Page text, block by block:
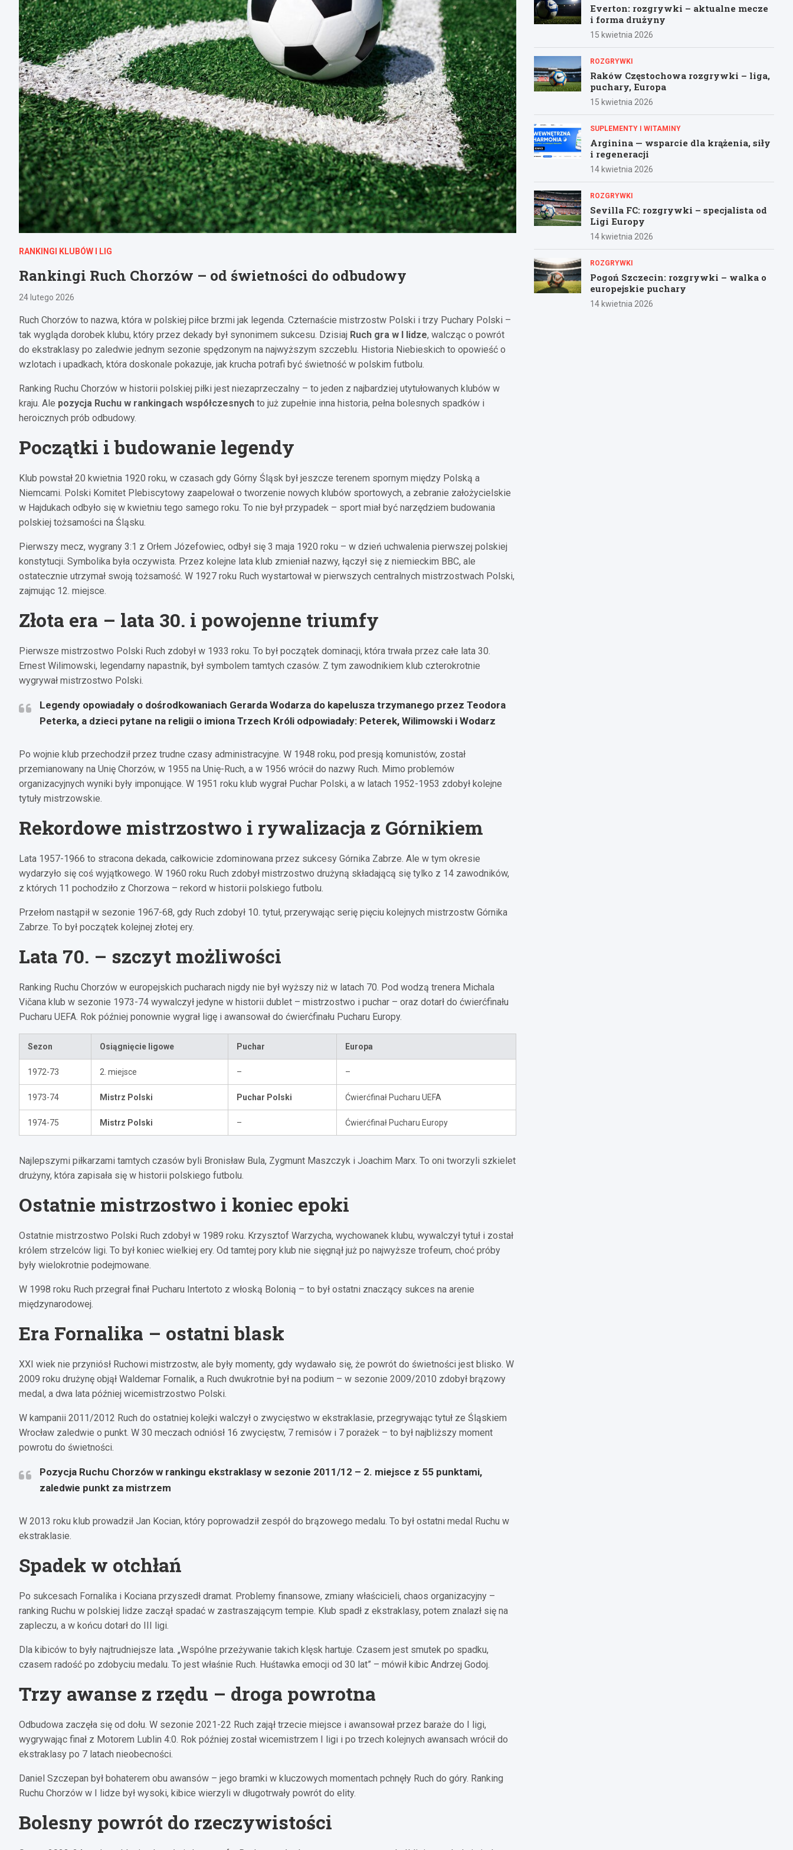
RANKINGI KLUBÓW I LIG
Rankingi Ruch Chorzów – od świetności do odbudowy
24 lutego 2026
Ruch Chorzów to nazwa, która w polskiej piłce brzmi jak legenda. Czternaście mistrzostw Polski i trzy Puchary Polski –
tak wygląda dorobek klubu, który przez dekady był synonimem sukcesu. Dzisiaj Ruch gra w I lidze, walcząc o powrót
do ekstraklasy po zaledwie jednym sezonie spędzonym na najwyższym szczeblu. Historia Niebieskich to opowieść o
wzlotach i upadkach, która doskonale pokazuje, jak krucha potrafi być świetność w polskim futbolu.
Ranking Ruchu Chorzów w historii polskiej piłki jest niezaprzeczalny – to jeden z najbardziej utytułowanych klubów w
kraju. Ale pozycja Ruchu w rankingach współczesnych to już zupełnie inna historia, pełna bolesnych spadków i
heroicznych prób odbudowy.
Początki i budowanie legendy
Klub powstał 20 kwietnia 1920 roku, w czasach gdy Górny Śląsk był jeszcze terenem spornym między Polską a
Niemcami. Polski Komitet Plebiscytowy zaapelował o tworzenie nowych klubów sportowych, a zebranie założycielskie
w Hajdukach odbyło się w kwietniu tego samego roku. To nie był przypadek – sport miał być narzędziem budowania
polskiej tożsamości na Śląsku.
Pierwszy mecz, wygrany 3:1 z Orłem Józefowiec, odbył się 3 maja 1920 roku – w dzień uchwalenia pierwszej polskiej
konstytucji. Symbolika była oczywista. Przez kolejne lata klub zmieniał nazwy, łączył się z niemieckim BBC, ale
ostatecznie utrzymał swoją tożsamość. W 1927 roku Ruch wystartował w pierwszych centralnych mistrzostwach Polski,
zajmując 12. miejsce.
Złota era – lata 30. i powojenne triumfy
Pierwsze mistrzostwo Polski Ruch zdobył w 1933 roku. To był początek dominacji, która trwała przez całe lata 30.
Ernest Wilimowski, legendarny napastnik, był symbolem tamtych czasów. Z tym zawodnikiem klub czterokrotnie
wygrywał mistrzostwo Polski.
Legendy opowiadały o dośrodkowaniach Gerarda Wodarza do kapelusza trzymanego przez Teodora
Peterka, a dzieci pytane na religii o imiona Trzech Króli odpowiadały: Peterek, Wilimowski i Wodarz
Po wojnie klub przechodził przez trudne czasy administracyjne. W 1948 roku, pod presją komunistów, został
przemianowany na Unię Chorzów, w 1955 na Unię-Ruch, a w 1956 wrócił do nazwy Ruch. Mimo problemów
organizacyjnych wyniki były imponujące. W 1951 roku klub wygrał Puchar Polski, a w latach 1952-1953 zdobył kolejne
tytuły mistrzowskie.
Rekordowe mistrzostwo i rywalizacja z Górnikiem
Lata 1957-1966 to stracona dekada, całkowicie zdominowana przez sukcesy Górnika Zabrze. Ale w tym okresie
wydarzyło się coś wyjątkowego. W 1960 roku Ruch zdobył mistrzostwo drużyną składającą się tylko z 14 zawodników,
z których 11 pochodziło z Chorzowa – rekord w historii polskiego futbolu.
Przełom nastąpił w sezonie 1967-68, gdy Ruch zdobył 10. tytuł, przerywając serię pięciu kolejnych mistrzostw Górnika
Zabrze. To był początek kolejnej złotej ery.
Lata 70. – szczyt możliwości
Ranking Ruchu Chorzów w europejskich pucharach nigdy nie był wyższy niż w latach 70. Pod wodzą trenera Michala
Vičana klub w sezonie 1973-74 wywalczył jedyne w historii dublet – mistrzostwo i puchar – oraz dotarł do ćwierćfinału
Pucharu UEFA. Rok później ponownie wygrał ligę i awansował do ćwierćfinału Pucharu Europy.
Sezon Osiągnięcie ligowe Puchar Europa
1972-73 2. miejsce – –
1973-74 Mistrz Polski Puchar Polski Ćwierćfinał Pucharu UEFA
1974-75 Mistrz Polski – Ćwierćfinał Pucharu Europy
Najlepszymi piłkarzami tamtych czasów byli Bronisław Bula, Zygmunt Maszczyk i Joachim Marx. To oni tworzyli szkielet
drużyny, która zapisała się w historii polskiego futbolu.
Ostatnie mistrzostwo i koniec epoki
Ostatnie mistrzostwo Polski Ruch zdobył w 1989 roku. Krzysztof Warzycha, wychowanek klubu, wywalczył tytuł i został
królem strzelców ligi. To był koniec wielkiej ery. Od tamtej pory klub nie sięgnął już po najwyższe trofeum, choć próby
były wielokrotnie podejmowane.
W 1998 roku Ruch przegrał finał Pucharu Intertoto z włoską Bolonią – to był ostatni znaczący sukces na arenie
międzynarodowej.
Era Fornalika – ostatni blask
XXI wiek nie przyniósł Ruchowi mistrzostw, ale były momenty, gdy wydawało się, że powrót do świetności jest blisko. W
2009 roku drużynę objął Waldemar Fornalik, a Ruch dwukrotnie był na podium – w sezonie 2009/2010 zdobył brązowy
medal, a dwa lata później wicemistrzostwo Polski.
W kampanii 2011/2012 Ruch do ostatniej kolejki walczył o zwycięstwo w ekstraklasie, przegrywając tytuł ze Śląskiem
Wrocław zaledwie o punkt. W 30 meczach odniósł 16 zwycięstw, 7 remisów i 7 porażek – to był najbliższy moment
powrotu do świetności.
Pozycja Ruchu Chorzów w rankingu ekstraklasy w sezonie 2011/12 – 2. miejsce z 55 punktami,
zaledwie punkt za mistrzem
W 2013 roku klub prowadził Jan Kocian, który poprowadził zespół do brązowego medalu. To był ostatni medal Ruchu w
ekstraklasie.
Spadek w otchłań
Po sukcesach Fornalika i Kociana przyszedł dramat. Problemy finansowe, zmiany właścicieli, chaos organizacyjny –
ranking Ruchu w polskiej lidze zaczął spadać w zastraszającym tempie. Klub spadł z ekstraklasy, potem znalazł się na
zapleczu, a w końcu dotarł do III ligi.
Dla kibiców to były najtrudniejsze lata. „Wspólne przeżywanie takich klęsk hartuje. Czasem jest smutek po spadku,
czasem radość po zdobyciu medalu. To jest właśnie Ruch. Huśtawka emocji od 30 lat” – mówił kibic Andrzej Godoj.
Trzy awanse z rzędu – droga powrotna
Odbudowa zaczęła się od dołu. W sezonie 2021-22 Ruch zajął trzecie miejsce i awansował przez baraże do I ligi,
wygrywając finał z Motorem Lublin 4:0. Rok później został wicemistrzem I ligi i po trzech kolejnych awansach wrócił do
ekstraklasy po 7 latach nieobecności.
Daniel Szczepan był bohaterem obu awansów – jego bramki w kluczowych momentach pchnęły Ruch do góry. Ranking
Ruchu Chorzów w I lidze był wysoki, kibice wierzyli w długotrwały powrót do elity.
Bolesny powrót do rzeczywistości
Everton: rozgrywki – aktualne mecze
i forma drużyny
15 kwietnia 2026
ROZGRYWKI
Raków Częstochowa rozgrywki – liga,
puchary, Europa
15 kwietnia 2026
SUPLEMENTY I WITAMINY
Arginina — wsparcie dla krążenia, siły
i regeneracji
14 kwietnia 2026
ROZGRYWKI
Sevilla FC: rozgrywki – specjalista od
Ligi Europy
14 kwietnia 2026
ROZGRYWKI
Pogoń Szczecin: rozgrywki – walka o
europejskie puchary
14 kwietnia 2026